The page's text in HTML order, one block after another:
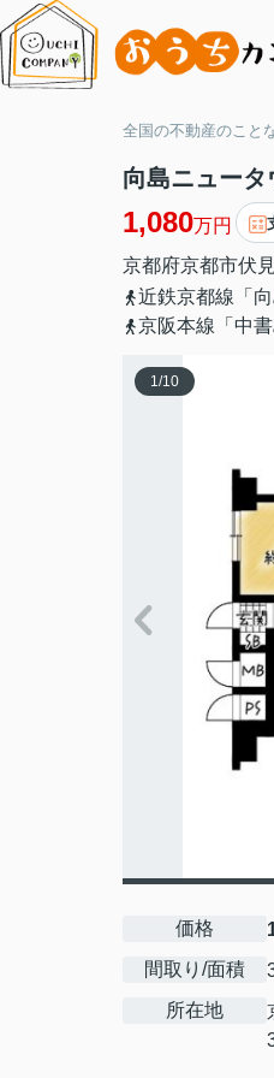
全国の不動産のこと
向島ニュー
1,080万円
京都府京都市伏
近鉄京都線「
京阪本線「中
1/10
価格
間取り/面積
所在地